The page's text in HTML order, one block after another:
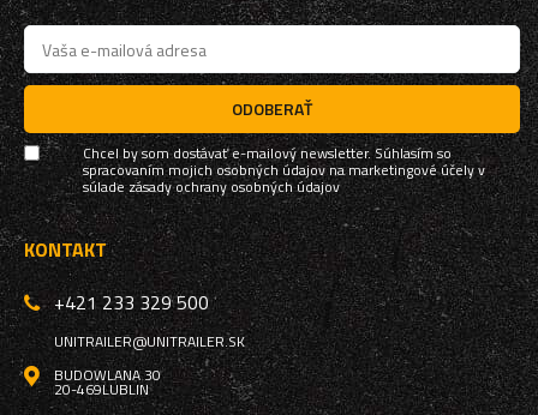
ODOBERAŤ
Chcel by som dostávať e-mailový newsletter. Súhlasím so
spracovaním mojich osobných údajov na marketingové účely v
súladezásady ochrany osobných údajov
KONTAKT
+421 233 329 500
UNITRAILER@UNITRAILER.SK
BUDOWLANA 30
20-469LUBLIN